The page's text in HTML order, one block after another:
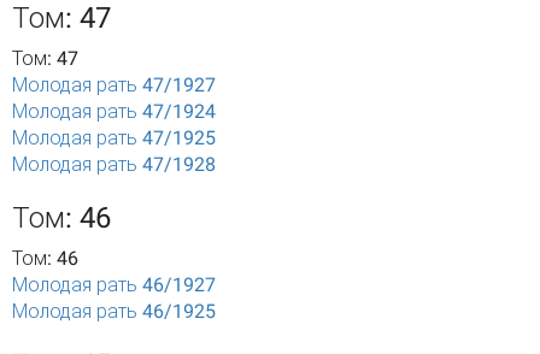
Том: 47
Том: 47
Молодая рать 47/1927
Молодая рать 47/1924
Молодая рать 47/1925
Молодая рать 47/1928
Том: 46
Том: 46
Молодая рать 46/1927
Молодая рать 46/1925